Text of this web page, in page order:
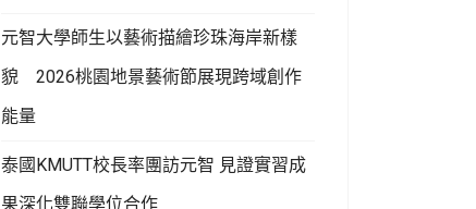
元智大學師生以藝術描繪珍珠海岸新樣
貌 2026桃園地景藝術節展現跨域創作
能量
泰國KMUTT校長率團訪元智 見證實習成
果深化雙聯學位合作